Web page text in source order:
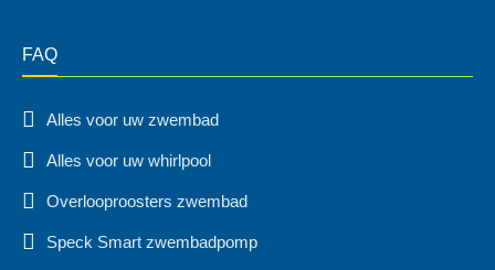
FAQ
Alles voor uw zwembad
Alles voor uw whirlpool
Overlooproosters zwembad
Speck Smart zwembadpomp